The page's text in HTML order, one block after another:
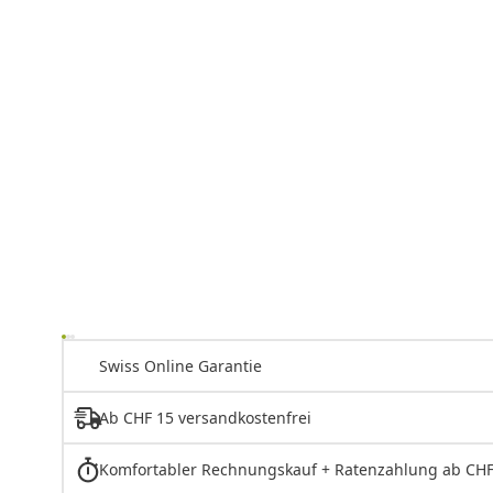
Swiss Online Garantie
Ab CHF 15 versandkostenfrei
Komfortabler Rechnungskauf + Ratenzahlung ab